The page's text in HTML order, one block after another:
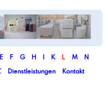
E F G H I K L M
N
Dienstleistungen
Kontakt